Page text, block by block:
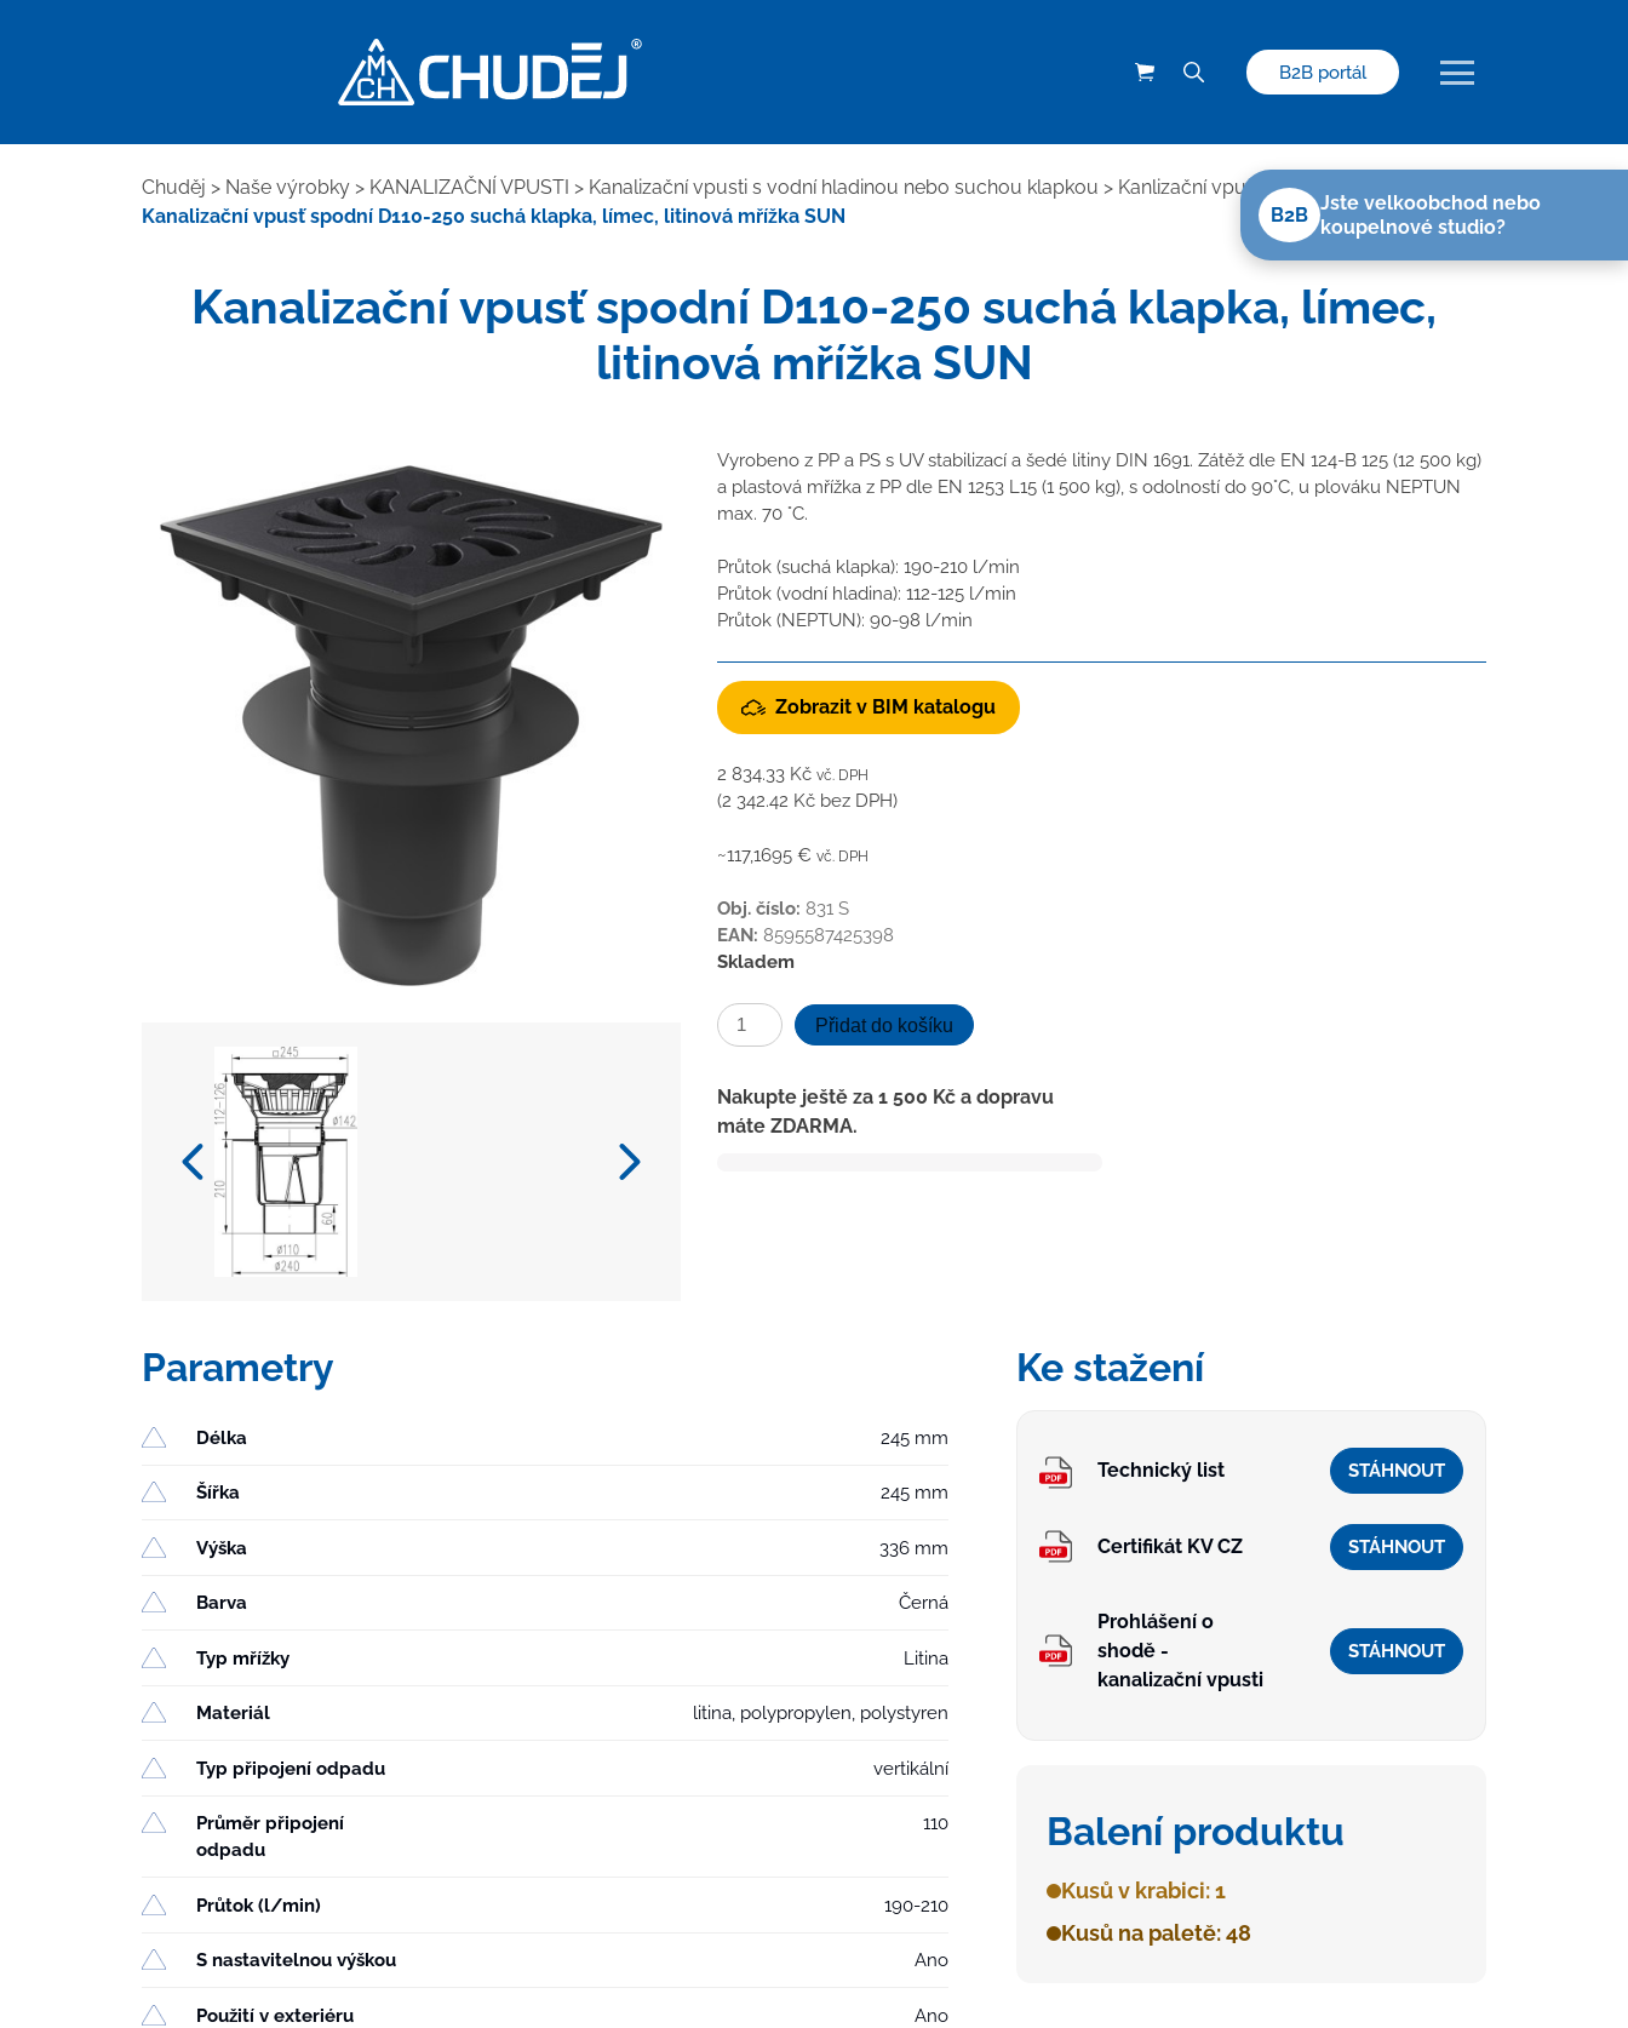
B2B portál
Chuděj > Naše výrobky > KANALIZAČNÍ VPUSTI > Kanalizační vpusti s vodní hladinou nebo suchou klapkou > Kanlizační vpusti s litinovou mřížkou
Kanalizační vpusť spodní D110-250 suchá klapka, límec, litinová mřížka SUN
Kanalizační vpusť spodní D110-250 suchá klapka, límec,
litinová mřížka SUN
Vyrobeno z PP a PS s UV stabilizací a šedé litiny DIN 1691. Zátěž dle EN 124-B 125 (12 500 kg)
a plastová mřížka z PP dle EN 1253 L15 (1 500 kg), s odolností do 90°C, u plováku NEPTUN
max. 70 °C.
Průtok (suchá klapka): 190-210 l/min
Průtok (vodní hladina): 112-125 l/min
Průtok (NEPTUN): 90-98 l/min
Zobrazit v BIM katalogu
2 834.33 Kč vč. DPH
(2 342.42 Kč bez DPH)
~117,1695 € vč. DPH
Obj. číslo: 831 S
EAN: 8595587425398
Skladem
Kanalizační
vpusť
D110-
250
Přidat do košíku
Nakupte ještě za 1 500 Kč a dopravu
máte ZDARMA.
Parametry
Délka 245 mm
Šířka 245 mm
Výška 336 mm
Barva Černá
Typ mřížky Litina
Materiál litina, polypropylen, polystyren
Typ připojení odpadu vertikální
Průměr připojení
odpadu
110
Průtok (l/min) 190-210
S nastavitelnou výškou Ano
Použití v exteriéru Ano
Ke stažení
Technický list STÁHNOUT
Certifikát KV CZ STÁHNOUT
Prohlášení o
shodě -
kanalizační vpusti
STÁHNOUT
Balení produktu
Kusů v krabici: 1
Kusů na paletě: 48
B2B
Jste velkoobchod nebo
koupelnové studio?